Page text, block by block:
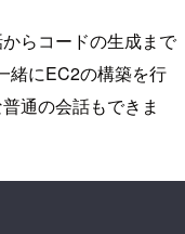
らコードの生成まで
緒にEC2の構築を行
通の会話もできま